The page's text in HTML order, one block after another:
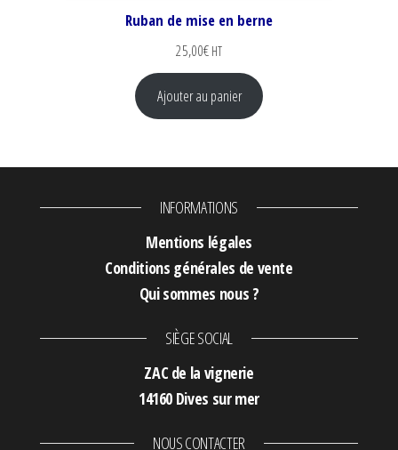
Ruban de mise en berne
25,00€ HT
Ajouter au panier
INFORMATIONS
Mentions légales
Conditions générales de vente
Qui sommes nous ?
SIÈGE SOCIAL
ZAC de la vignerie
14160 Dives sur mer
NOUS CONTACTER